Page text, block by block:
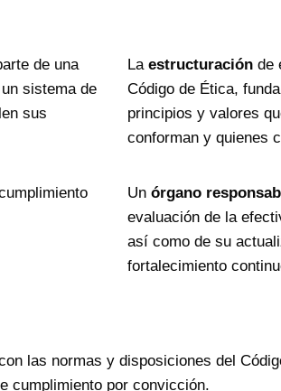
de una
sistema de
sus
La estructuración de
Código de Ética,
principios y valores
conforman y quienes
Un órgano
evaluación de la
así como de su
fortalecimiento
las normas y disposiciones del
cumplimiento por convicción.